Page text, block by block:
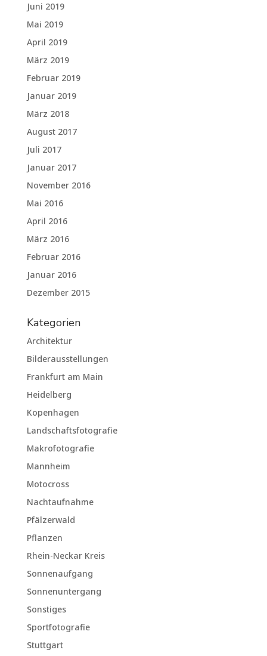
Juni 2019
Mai 2019
April 2019
März 2019
Februar 2019
Januar 2019
März 2018
August 2017
Juli 2017
Januar 2017
November 2016
Mai 2016
April 2016
März 2016
Februar 2016
Januar 2016
Dezember 2015
Kategorien
Architektur
Bilderausstellungen
Frankfurt am Main
Heidelberg
Kopenhagen
Landschaftsfotografie
Makrofotografie
Mannheim
Motocross
Nachtaufnahme
Pfälzerwald
Pflanzen
Rhein-Neckar Kreis
Sonnenaufgang
Sonnenuntergang
Sonstiges
Sportfotografie
Stuttgart